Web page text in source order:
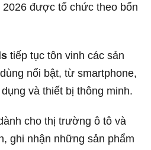
2026 được tổ chức theo bốn
tiếp tục tôn vinh các sản
nổi bật, từ smartphone,
và thiết bị thông minh.
cho thị trường ô tô và
ghi nhận những sản phẩm